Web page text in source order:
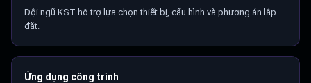
Đội ngũ KST hỗ trợ lựa chọn thiết bị, cấu hình và phương án lắp
đặt.
Ứng dụng công trình